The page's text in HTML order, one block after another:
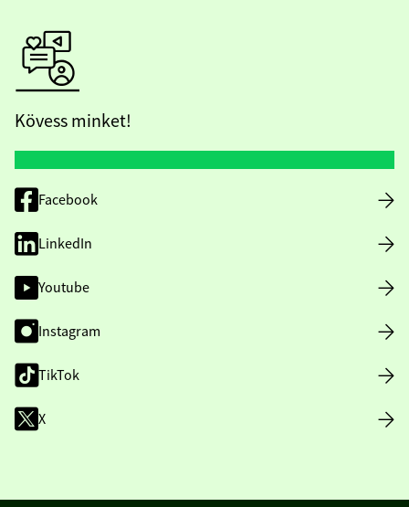
Kövess minket!
Facebook
LinkedIn
Youtube
Instagram
TikTok
X